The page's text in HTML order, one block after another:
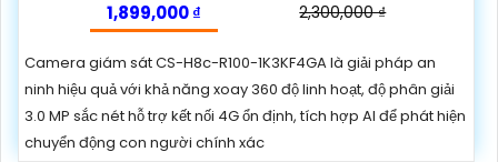
1,899,000 ₫ 2,300,000 ₫
Camera giám sát CS-H8c-R100-1K3KF4GA là giải pháp an
ninh hiệu quả với khả năng xoay 360 độ linh hoạt, độ phân giải
3.0 MP sắc nét hỗ trợ kết nối 4G ổn định, tích hợp AI để phát hiện
chuyển động con người chính xác